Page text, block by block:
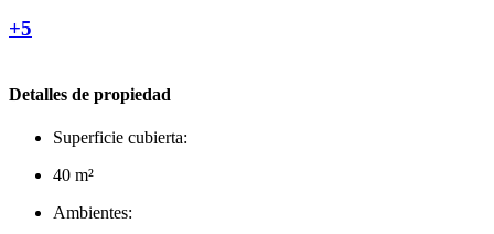
+5
Detalles de propiedad
Superficie cubierta:
40 m²
Ambientes: